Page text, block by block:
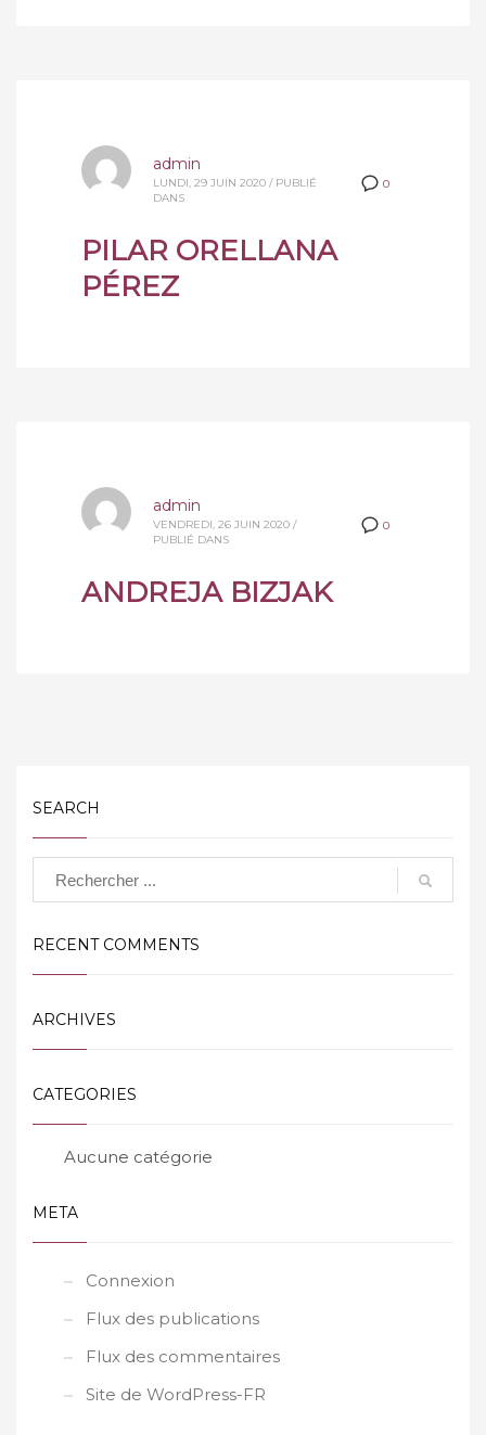
0
admin
LUNDI, 29 JUIN 2020 / PUBLIÉ
DANS
PILAR ORELLANA
PÉREZ
0
admin
VENDREDI, 26 JUIN 2020 /
PUBLIÉ DANS
ANDREJA BIZJAK
SEARCH
RECENT COMMENTS
ARCHIVES
CATEGORIES
Aucune catégorie
META
Connexion
Flux des publications
Flux des commentaires
Site de WordPress-FR